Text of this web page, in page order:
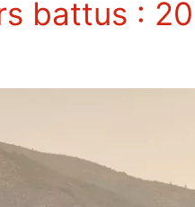
battus :